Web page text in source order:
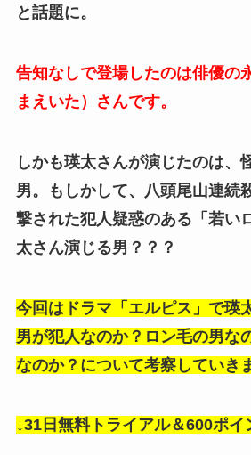
と話題に。
告知なしで登場したのは俳優の
まえいた）さんです。
しかも瑛太さんが演じたのは、
男。もしかして、八頭尾山連続
撃された犯人疑惑のある「若い
太さん演じる男？？？
今回はドラマ「エルピス」で瑛
男が犯人なのか？ロン毛の男な
なのか？について考察していき
↓31日無料トライアル＆600ポイ